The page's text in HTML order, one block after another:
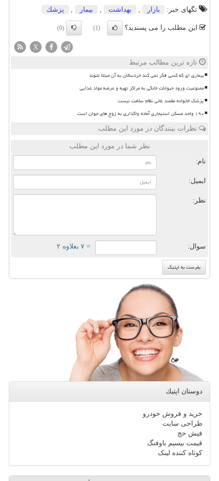
تگهای خبر: بازار بهداشت بیمار پزشك
این مطلب را می پسندید؟ (1)
(0)
X
تازه ترین مطالب مرتبط
بیماری ای که کسی فکر نمی کند خردسالان به آن مبتلا شوند
ممنوعیت ورود حیوانات خانگی به مراکز تهیه و عرضه مواد غذایی
پزشک خانواده مقصد غائی نظام سلامت نیست
۱۹۰ واحد مسکن استیجاری آماده واگذاری به زوج های جوان است
نظرات بینندگان در مورد این مطلب
نظر شما در مورد این مطلب
نام:
ایمیل:
نظر:
سوال: = ۷ بعلاوه ۲
دوستان اپتیك
خرید و فروش خودرو
طراحی سایت
فیش حج
قیمت بیسیم باوفنگ
کوتاه کننده لینک